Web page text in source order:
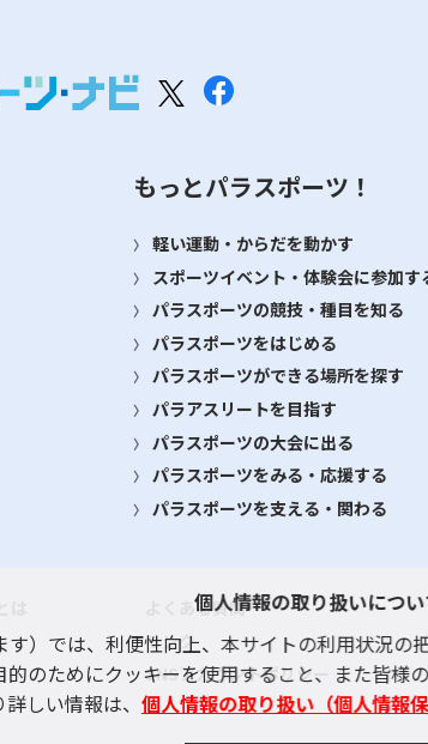
もっとパラスポーツ！
軽い運動・からだを動かす
スポーツイベント・体験会に参加す
パラスポーツの競技・種目を知る
パラスポーツをはじめる
パラスポーツができる場所を探す
パラアスリートを目指す
パラスポーツの大会に出る
パラスポーツをみる・応援する
パラスポーツを支える・関わる
よくある質問
リンク
SNSアカウントポリシー
個人情報の取り扱いにつ
）では、利便性向上、本サイトの利用状況
のためにクッキーを使用すること、また皆
詳しい情報は、個人情報の取り扱い（個人情報保